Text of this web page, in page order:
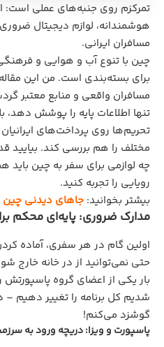
تمرکزم روی جنبه‌های عملی است:
هوشمندانه، لوازم دیجیتال
مسافران ایرانی.
چین با تنوع آب و هوایی و
برای بسته‌بندی است. من این مقاله
مسافران واقعی و منابع معتبر
تنها اطلاعات پایه را پوشش دهد،
تحریم‌ها روی پرداخت‌های
مختلف را هم بررسی کند. بیایید
چه لوازمی برای سفر به چین باید
رویایی را تجربه کنید.
بیشتر بخوانید: جاهای دیدنی چین
مدارک ضروری: پایه‌ای محکم
اولین گام در هر سفری، آماده
حتی نمی‌توانید از در خانه خارج
بار یکی از اعضای گروه پاسپورتش
شدیم کل برنامه را تغییر دهیم
گوشزد می‌کنم!
پاسپورت و ویزا: دریچه ورود به